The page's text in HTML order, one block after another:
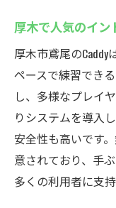
厚木で人気のイ
厚木市鳶尾の
ペースで練習でき
し、多様なプレイ
りシステムを導入
安全性も高いです
意されており、手
多くの利用者に支